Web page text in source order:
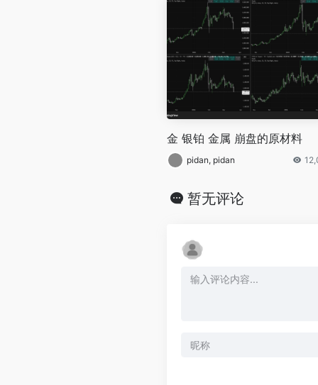
金 银铂 金属 崩盘的原材料
pidan, pidan
暂无评论